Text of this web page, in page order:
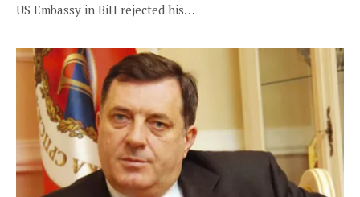
US Embassy in BiH rejected his…